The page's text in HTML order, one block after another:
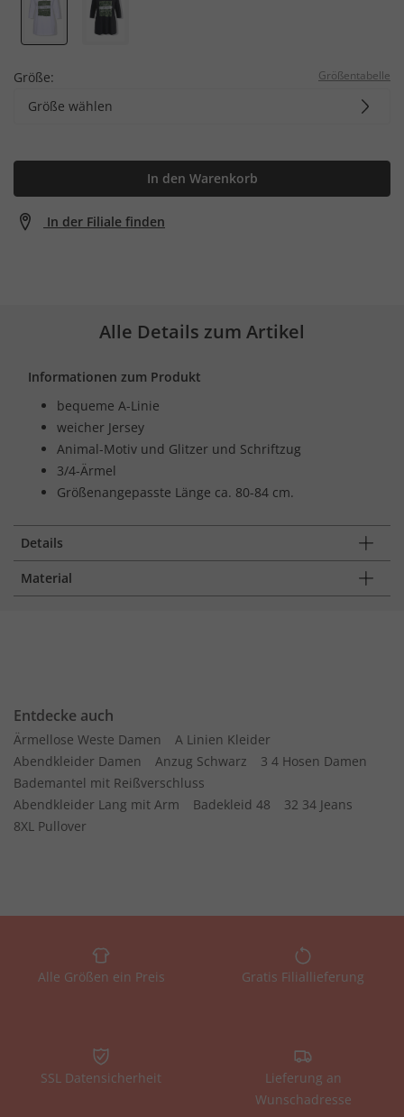
Größe: Größentabelle
Größe wählen
In den Warenkorb
In der Filiale finden
Alle Details zum Artikel
Informationen zum Produkt
bequeme A-Linie
weicher Jersey
Animal-Motiv und Glitzer und Schriftzug
3/4-Ärmel
Größenangepasste Länge ca. 80-84 cm.
Details
Material
Entdecke auch
Ärmellose Weste Damen
A Linien Kleider
Abendkleider Damen
Anzug Schwarz
3 4 Hosen Damen
Bademantel mit Reißverschluss
Abendkleider Lang mit Arm
Badekleid 48
32 34 Jeans
8XL Pullover
Alle Größen ein Preis Gratis Filiallieferung
SSL Datensicherheit
Lieferung an
Wunschadresse